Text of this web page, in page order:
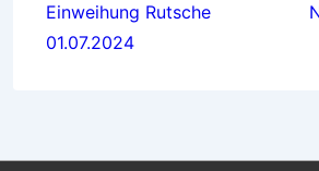
Einweihung Rutsche
01.07.2024